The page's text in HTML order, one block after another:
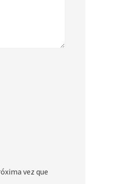
vez que